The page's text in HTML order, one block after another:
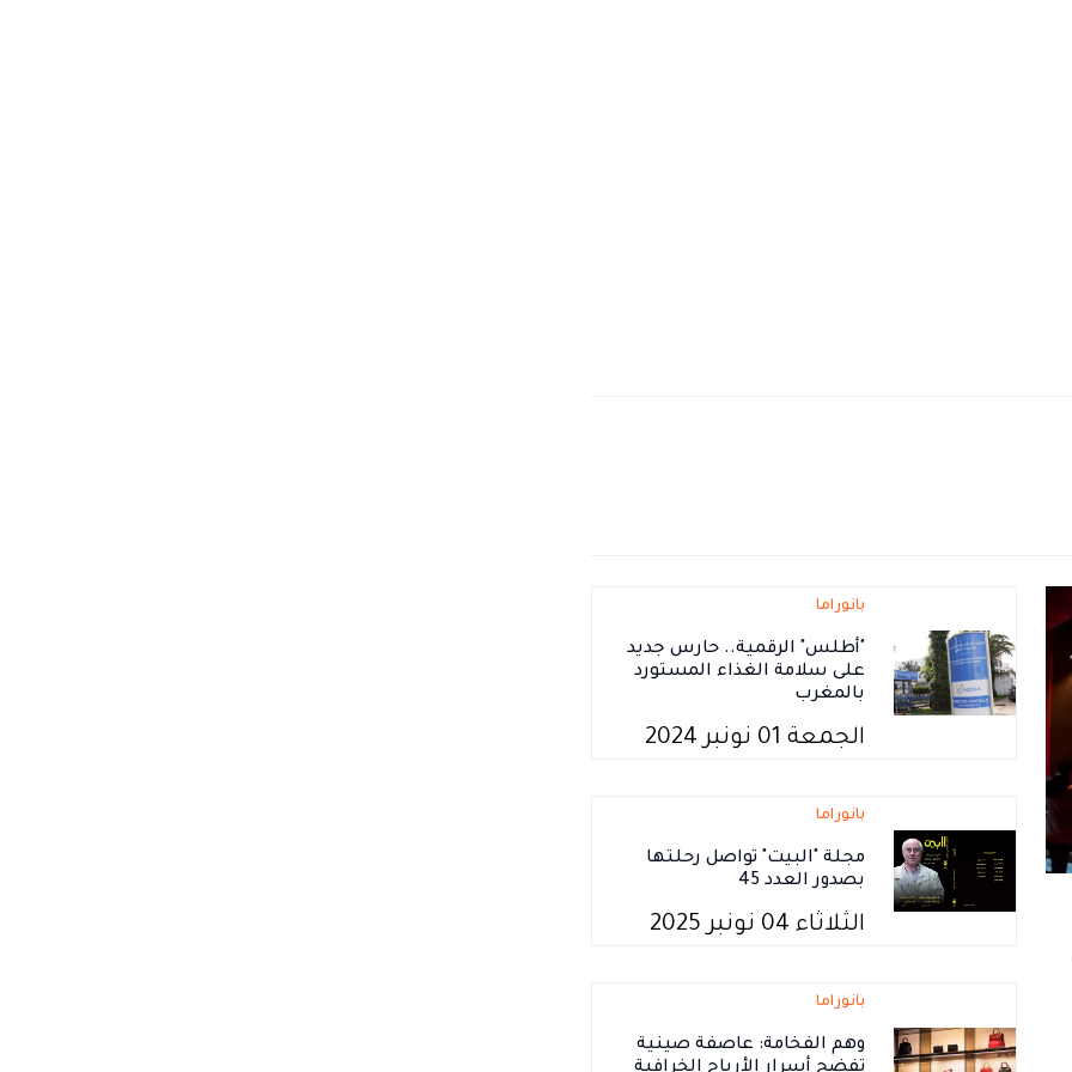
بانوراما
"أطلس" الرقمية.. حارس جديد
على سلامة الغذاء المستورد
بالمغرب
الجمعة 01 نونبر 2024
بانوراما
مجلة "البيت" تواصل رحلتها
بصدور العدد 45
الثلاثاء 04 نونبر 2025
بانوراما
وهم الفخامة: عاصفة صينية